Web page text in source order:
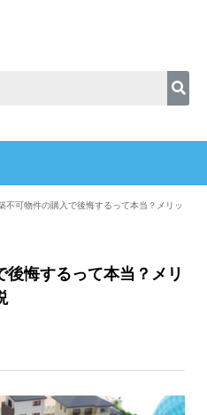
不可物件の購入で後悔するって本当？メリッ
悔するって本当？メリ